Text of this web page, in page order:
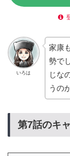
いろは
家康
勢で
じな
うの
第7話のキ